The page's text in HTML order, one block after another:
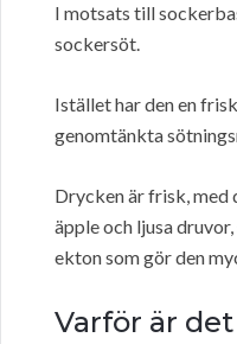
I motsats till
sockersöt.
Istället har den en
genomtänkta
Drycken är frisk, med
äpple och ljusa
ekton som gör den
Varför är